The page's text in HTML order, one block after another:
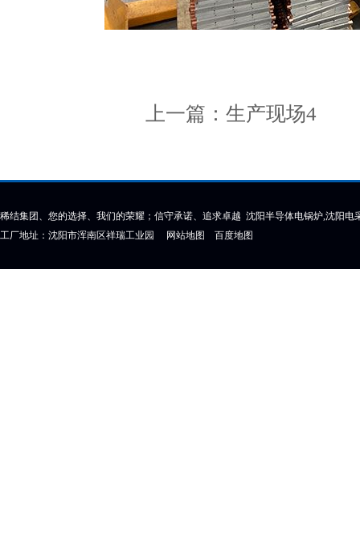
上一篇： 生产现场4
稀结集团、您的选择、我们的荣耀；信守承诺、追求卓越 沈阳半导体电锅炉,沈阳电
工厂地址：沈阳市浑南区祥瑞工业园 网站地图 百度地图